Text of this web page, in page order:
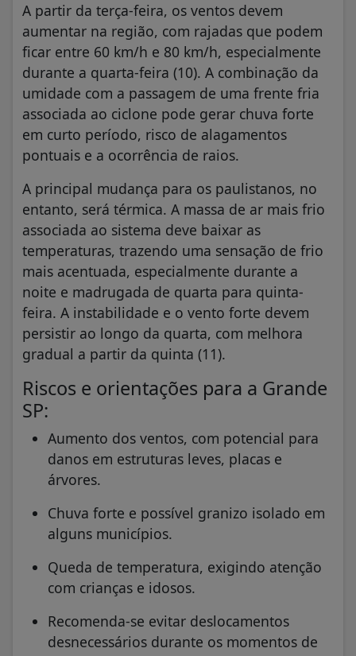
A partir da terça-feira, os ventos devem
aumentar na região, com rajadas que podem
ficar entre 60 km/h e 80 km/h, especialmente
durante a quarta-feira (10). A combinação da
umidade com a passagem de uma frente fria
associada ao ciclone pode gerar chuva forte
em curto período, risco de alagamentos
pontuais e a ocorrência de raios.
A principal mudança para os paulistanos, no
entanto, será térmica. A massa de ar mais frio
associada ao sistema deve baixar as
temperaturas, trazendo uma sensação de frio
mais acentuada, especialmente durante a
noite e madrugada de quarta para quinta-
feira. A instabilidade e o vento forte devem
persistir ao longo da quarta, com melhora
gradual a partir da quinta (11).
Riscos e orientações para a Grande
SP:
Aumento dos ventos, com potencial para
danos em estruturas leves, placas e
árvores.
Chuva forte e possível granizo isolado em
alguns municípios.
Queda de temperatura, exigindo atenção
com crianças e idosos.
Recomenda-se evitar deslocamentos
desnecessários durante os momentos de